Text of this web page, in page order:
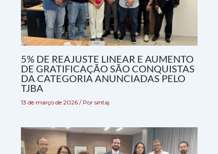
5% DE REAJUSTE LINEAR E AUMENTO
DE GRATIFICAÇÃO SÃO CONQUISTAS
DA CATEGORIA ANUNCIADAS PELO
TJBA
13 de março de 2026 / Por sintaj